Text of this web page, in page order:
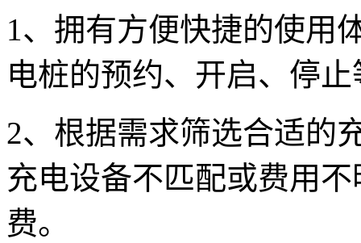
1、拥有方便快捷的使用
电桩的预约、开启、停
2、根据需求筛选合适的
充电设备不匹配或费用
费。